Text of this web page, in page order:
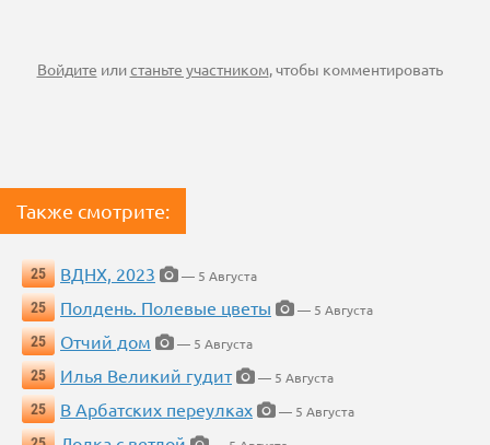
Войдите илистаньте участником, чтобы комментировать
Также смотрите:
25 ВДНХ, 2023
— 5 Августа
25
Полдень. Полевые цветы
— 5 Августа
25
Отчий дом
— 5 Августа
25
Илья Великий гудит
— 5 Августа
25
В Арбатских переулках
— 5 Августа